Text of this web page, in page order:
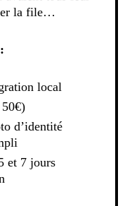
la file…
local
d’identité
et 7 jours